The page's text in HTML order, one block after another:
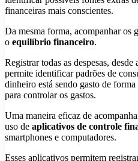
financeiras mais conscientes.
Da mesma forma, acompanhar os
o equilíbrio financeiro.
Registrar todas as despesas, desde
permite identificar padrões de
dinheiro está sendo gasto de
para controlar os gastos.
Uma maneira eficaz de
uso de aplicativos de controle
smartphones e computadores.
Esses aplicativos permitem